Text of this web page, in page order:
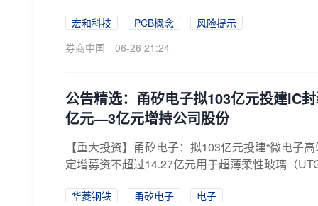
宏和科技 PCB概念
风险提示
券商中国
06-26 21:24
公告精选：甬矽电子拟103亿元投建IC
亿元—3亿元增持公司股份
【重大投资】甬矽电子：拟103亿元投建“微电子
定增募资不超过14.27亿元用于超薄柔性玻璃（
华菱钢铁 甬矽电子
电子